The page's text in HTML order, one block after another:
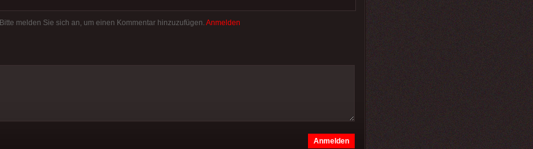
Bitte melden Sie sich an, um einen Kommentar hinzuzufügen. Anmelden